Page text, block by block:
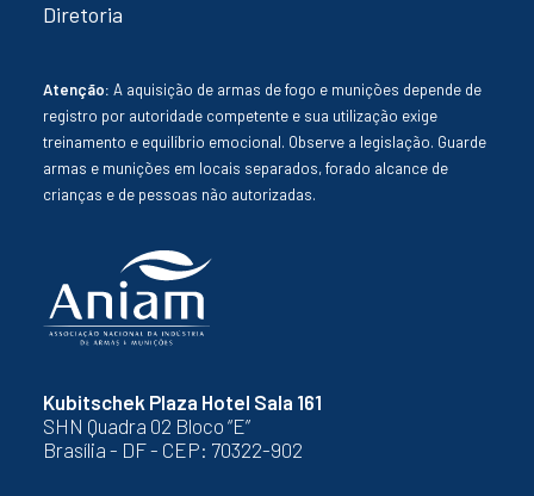
Kubitschek Plaza Hotel Sala 161
SHN Quadra 02 Bloco “E”
Brasília - DF - CEP: 70322-902
Diretoria
Atenção: A aquisição de armas de fogo e munições depende de
registro por autoridade competente e sua utilização exige
treinamento e equilíbrio emocional. Observe a legislação. Guarde
armas e munições em locais separados, forado alcance de
crianças e de pessoas não autorizadas.